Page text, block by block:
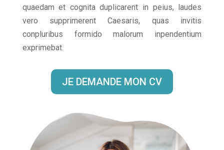
quaedam et cognita duplicarent in peius, laudes
vero supprimerent Caesaris, quas invitis
conpluribus formido malorum inpendentium
exprimebat.
JE DEMANDE MON CV